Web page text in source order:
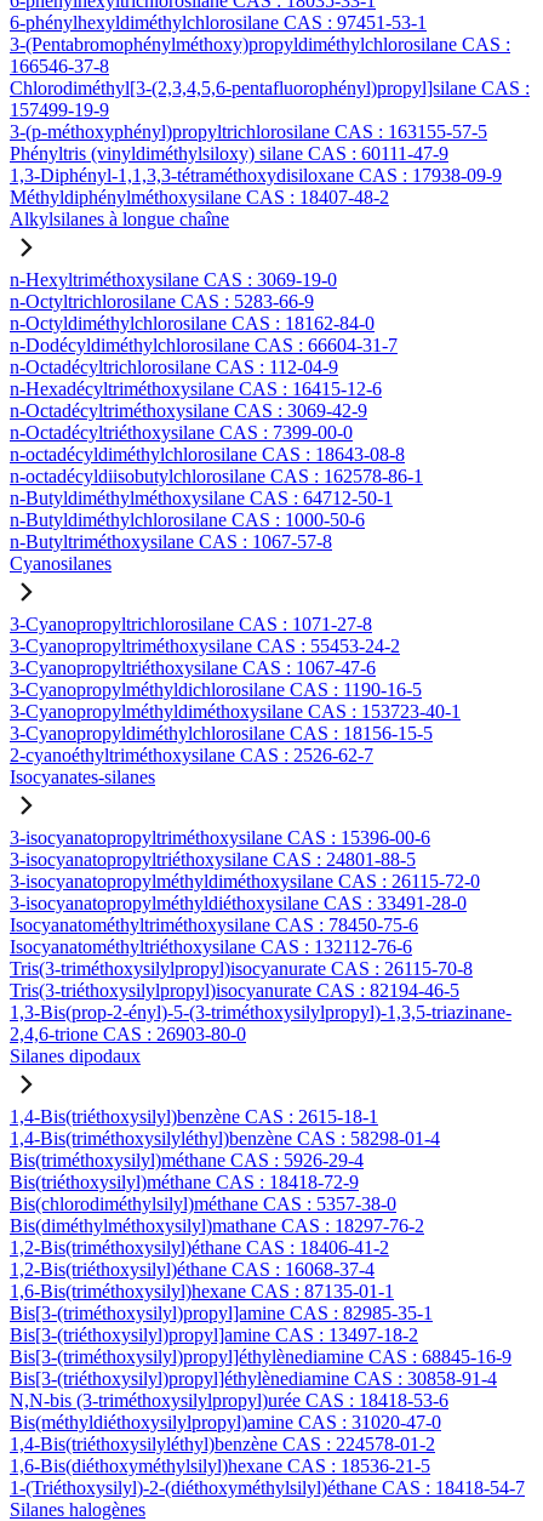
6-phénylhexyldiméthylchlorosilane CAS : 97451-53-1
3-(Pentabromophénylméthoxy)propyldiméthylchlorosilane CAS :
166546-37-8
Chlorodiméthyl[3-(2,3,4,5,6-pentafluorophényl)propyl]silane CAS :
157499-19-9
3-(p-méthoxyphényl)propyltrichlorosilane CAS : 163155-57-5
Phényltris (vinyldiméthylsiloxy) silane CAS : 60111-47-9
1,3-Diphényl-1,1,3,3-tétraméthoxydisiloxane CAS : 17938-09-9
Méthyldiphénylméthoxysilane CAS : 18407-48-2
Alkylsilanes à longue chaîne
n-Hexyltriméthoxysilane CAS : 3069-19-0
n-Octyltrichlorosilane CAS : 5283-66-9
n-Octyldiméthylchlorosilane CAS : 18162-84-0
n-Dodécyldiméthylchlorosilane CAS : 66604-31-7
n-Octadécyltrichlorosilane CAS : 112-04-9
n-Hexadécyltriméthoxysilane CAS : 16415-12-6
n-Octadécyltriméthoxysilane CAS : 3069-42-9
n-Octadécyltriéthoxysilane CAS : 7399-00-0
n-octadécyldiméthylchlorosilane CAS : 18643-08-8
n-octadécyldiisobutylchlorosilane CAS : 162578-86-1
n-Butyldiméthylméthoxysilane CAS : 64712-50-1
n-Butyldiméthylchlorosilane CAS : 1000-50-6
n-Butyltriméthoxysilane CAS : 1067-57-8
Cyanosilanes
3-Cyanopropyltrichlorosilane CAS : 1071-27-8
3-Cyanopropyltriméthoxysilane CAS : 55453-24-2
3-Cyanopropyltriéthoxysilane CAS : 1067-47-6
3-Cyanopropylméthyldichlorosilane CAS : 1190-16-5
3-Cyanopropylméthyldiméthoxysilane CAS : 153723-40-1
3-Cyanopropyldiméthylchlorosilane CAS : 18156-15-5
2-cyanoéthyltriméthoxysilane CAS : 2526-62-7
Isocyanates-silanes
3-isocyanatopropyltriméthoxysilane CAS : 15396-00-6
3-isocyanatopropyltriéthoxysilane CAS : 24801-88-5
3-isocyanatopropylméthyldiméthoxysilane CAS : 26115-72-0
3-isocyanatopropylméthyldiéthoxysilane CAS : 33491-28-0
Isocyanatométhyltriméthoxysilane CAS : 78450-75-6
Isocyanatométhyltriéthoxysilane CAS : 132112-76-6
Tris(3-triméthoxysilylpropyl)isocyanurate CAS : 26115-70-8
Tris(3-triéthoxysilylpropyl)isocyanurate CAS : 82194-46-5
1,3-Bis(prop-2-ényl)-5-(3-triméthoxysilylpropyl)-1,3,5-triazinane-
2,4,6-trione CAS : 26903-80-0
Silanes dipodaux
1,4-Bis(triéthoxysilyl)benzène CAS : 2615-18-1
1,4-Bis(triméthoxysilyléthyl)benzène CAS : 58298-01-4
Bis(triméthoxysilyl)méthane CAS : 5926-29-4
Bis(triéthoxysilyl)méthane CAS : 18418-72-9
Bis(chlorodiméthylsilyl)méthane CAS : 5357-38-0
Bis(diméthylméthoxysilyl)mathane CAS : 18297-76-2
1,2-Bis(triméthoxysilyl)éthane CAS : 18406-41-2
1,2-Bis(triéthoxysilyl)éthane CAS : 16068-37-4
1,6-Bis(triméthoxysilyl)hexane CAS : 87135-01-1
Bis[3-(triméthoxysilyl)propyl]amine CAS : 82985-35-1
Bis[3-(triéthoxysilyl)propyl]amine CAS : 13497-18-2
Bis[3-(triméthoxysilyl)propyl]éthylènediamine CAS : 68845-16-9
Bis[3-(triéthoxysilyl)propyl]éthylènediamine CAS : 30858-91-4
N,N-bis (3-triméthoxysilylpropyl)urée CAS : 18418-53-6
Bis(méthyldiéthoxysilylpropyl)amine CAS : 31020-47-0
1,4-Bis(triéthoxysilyléthyl)benzène CAS : 224578-01-2
1,6-Bis(diéthoxyméthylsilyl)hexane CAS : 18536-21-5
1-(Triéthoxysilyl)-2-(diéthoxyméthylsilyl)éthane CAS : 18418-54-7
Silanes halogènes